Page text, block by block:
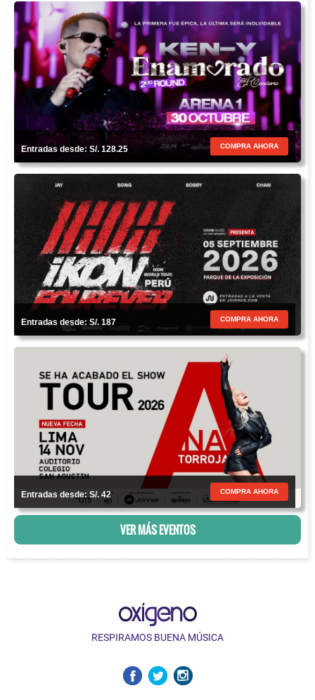
Entradas desde: S/. 128.25 COMPRA AHORA
Entradas desde: S/. 187 COMPRA AHORA
Entradas desde: S/. 42 COMPRA AHORA
VER MÁS EVENTOS
RESPIRAMOS BUENA MÚSICA